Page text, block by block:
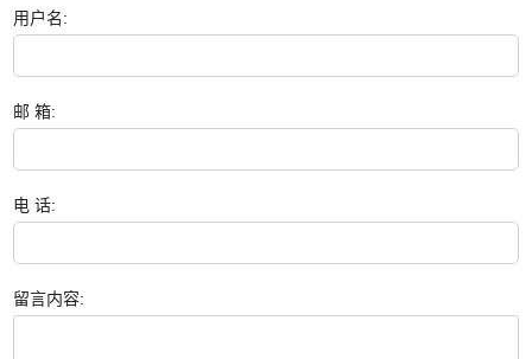
用户名:
邮 箱:
电 话:
留言内容: